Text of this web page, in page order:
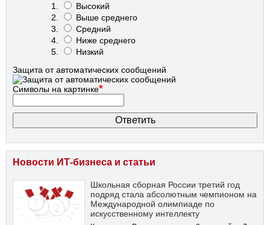
Высокий
Выше среднего
Средний
Ниже среднего
Низкий
Защита от автоматических сообщений
Символы на картинке*
Новости ИТ-бизнеса и статьи
Школьная сборная России третий год
подряд стала абсолютным чемпионом на
Международной олимпиаде по
искусственному интеллекту